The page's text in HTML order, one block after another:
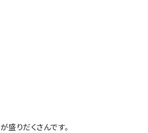
りだくさんです。